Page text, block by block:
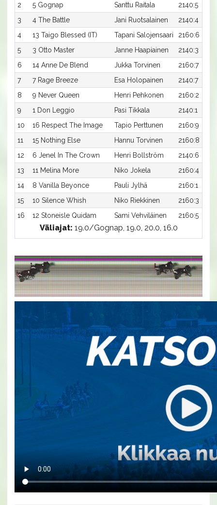
2
5 Gognap Santtu Raitala
2140:5
3
4 The Battle Jani Ruotsalainen
2140:4
4
13 Taigo Blessed (IT) Tapani Salojensaari
2160:6
5
3 Otto Master Janne Haapiainen
2140:3
6
14 Anne De Blend Jukka Torvinen
2160:7
7
7 Rage Breeze Esa Holopainen
2140:7
8
9 Never Queen Henri Pehkonen
2160:2
9
1 Don Leggio Pasi Tikkala
2140:1
10
16 Respect The Image Tapio Perttunen
2160:9
11
15 Nothing Else Hannu Torvinen
2160:8
12
6 Jenel In The Crown Henri Bollström
2140:6
13
11 Melina More Niko Jokela
2160:4
14
8 Vanilla Beyonce Pauli Jylhä
2160:1
15
10 Silence Whish Niko Riekkinen
2160:3
16
12 Stoneisle Quidam Sami Vehviläinen 2160:5
Väliajat: 19.0/Gognap, 19.0, 20.0, 16.0